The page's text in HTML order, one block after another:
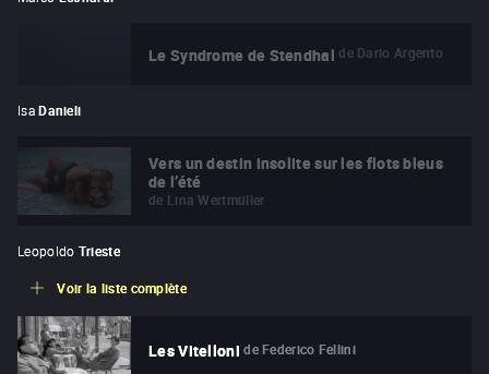
Le Syndrome de Stendhal de Dario Argento
Isa Danieli
Vers un destin insolite sur les flots bleus
de l’été
de Lina Wertmüller
Leopoldo Trieste
Voir la liste complète
Les Vitelloni de Federico Fellini